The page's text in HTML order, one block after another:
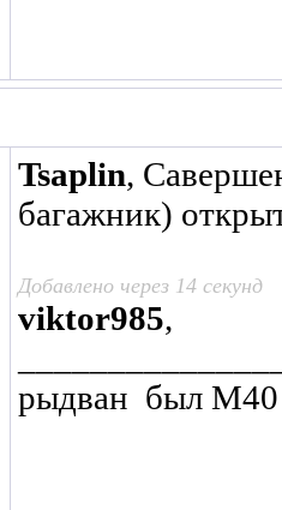
Tsaplin,
багажник)
Добавлено через 14 секунд
viktor985,
рыдван был М40